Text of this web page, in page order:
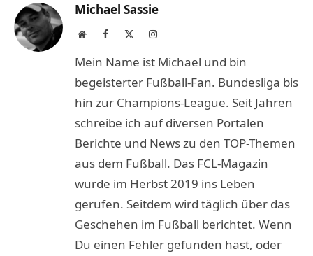
Michael Sassie
WebsiteFacebook Instagram
Mein Name ist Michael und bin
begeisterter Fußball-Fan. Bundesliga bis
hin zur Champions-League. Seit Jahren
schreibe ich auf diversen Portalen
Berichte und News zu den TOP-Themen
aus dem Fußball. Das FCL-Magazin
wurde im Herbst 2019 ins Leben
gerufen. Seitdem wird täglich über das
Geschehen im Fußball berichtet. Wenn
Du einen Fehler gefunden hast, oder